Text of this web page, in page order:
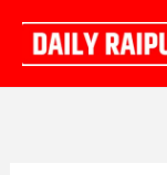
content